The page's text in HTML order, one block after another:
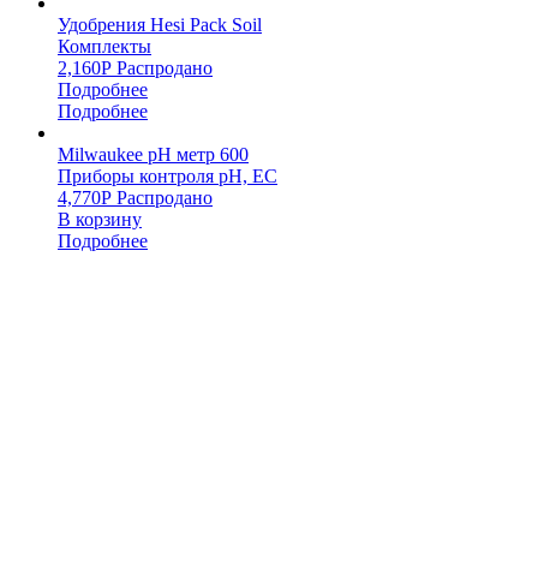
Удобрения Hesi Pack Soil
Комплекты
2,160Р Распродано
Подробнее
Подробнее
Milwaukee pH метр 600
Приборы контроля pH, EC
4,770Р Распродано
В корзину
Подробнее